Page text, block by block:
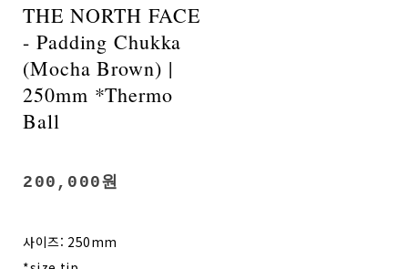
THE NORTH FACE
- Padding Chukka
(Mocha Brown) |
250mm *Thermo
Ball
200,000원
사이즈: 250mm